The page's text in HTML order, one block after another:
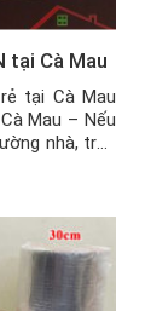
tại Cà Mau
tại Cà Mau
Mau – Nếu
nhà, trần